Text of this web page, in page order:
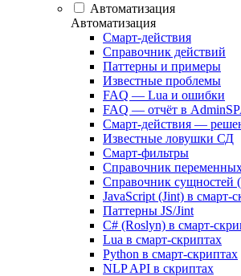
Автоматизация
Автоматизация
Смарт-действия
Справочник действий
Паттерны и примеры
Известные проблемы
FAQ — Lua и ошибки
FAQ — отчёт в
Смарт-действия —
Известные ловушки СД
Смарт-фильтры
Справочник
Справочник сущностей
JavaScript (Jint) в смарт-
Паттерны JS/Jint
C# (Roslyn) в смарт-
Lua в смарт-скриптах
Python в смарт-скриптах
NLP API в скриптах